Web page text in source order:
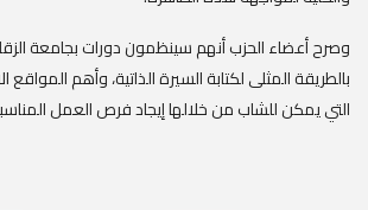
وصرح أعضاء الحزب أنهم سينظمون دورات بجامعة
بالطريقة المثلى لكتابة السيرة الذاتية، وأهم المواقع
التي يمكن للشاب من خلالها إيجاد فرص العمل